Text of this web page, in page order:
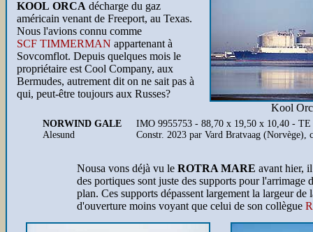
KOOL ORCA décharge du gaz
américain venant de Freeport, au Texas.
Nous l'avions connu comme
SCF TIMMERMAN appartenant à
Sovcomflot. Depuis quelques mois le
propriétaire est Cool Company, aux
Bermudes, autrement dit on ne sait pas à
qui, peut-être toujours aux Russes?
Kool
NORWIND GALE
Alesund
IMO 9955753 - 88,70 x 19,50 x 10,40 -
Constr. 2023 par Vard Bratvaag
Nousa vons déjà vu le ROTRA MARE avant hier,
des portiques sont juste des supports pour
plan. Ces supports dépassent largement la largeur
d'ouverture moins voyant que celui de son collègue